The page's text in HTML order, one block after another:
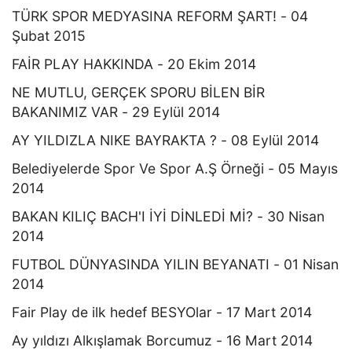
TÜRK SPOR MEDYASINA REFORM ŞART! - 04
Şubat 2015
FAİR PLAY HAKKINDA - 20 Ekim 2014
NE MUTLU, GERÇEK SPORU BİLEN BİR
BAKANIMIZ VAR - 29 Eylül 2014
AY YILDIZLA NIKE BAYRAKTA ? - 08 Eylül 2014
Belediyelerde Spor Ve Spor A.Ş Örneği - 05 Mayıs
2014
BAKAN KILIÇ BACH'I İYİ DİNLEDİ Mİ? - 30 Nisan
2014
FUTBOL DÜNYASINDA YILIN BEYANATI - 01 Nisan
2014
Fair Play de ilk hedef BESYOlar - 17 Mart 2014
Ay yıldızı Alkışlamak Borcumuz - 16 Mart 2014